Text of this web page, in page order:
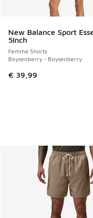
New Balance Sport
5Inch
Femme Shorts
Boysenberry - Boysenberry
€ 39,99